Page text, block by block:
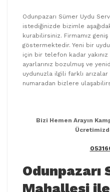
Odunpazarı Sümer Uydu
istediğinizde bizimle
kurabilirsiniz. Firmamız
göstermektedir. Yeni bir uydu
için bir telefon kadar yakınız
ayarlarınız bozulmuş ve
uydunuzla ilgili farklı arızalar
numaradan bizlere
Bizi Hemen Arayın
Odunpazarı
Mahallesi ile